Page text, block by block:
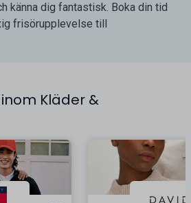
känna dig fantastisk. Boka din tid
frisörupplevelse till
Kläder &